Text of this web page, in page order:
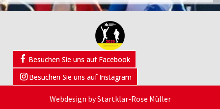
Besuchen Sie uns auf Facebook
Besuchen Sie uns auf Instagram
Webdesign byStartklar-Rose Müller